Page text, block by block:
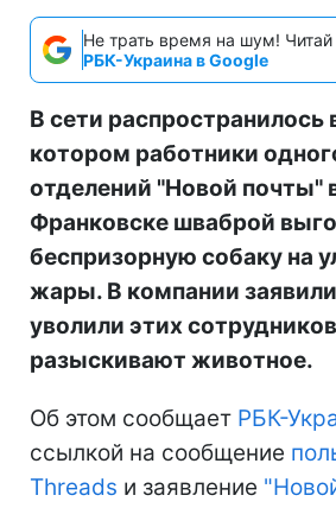
Не трать время на шум! Читай
РБК-Украина в Google
В сети распространилось
котором работники
отделений "Новой почты"
Франковске шваброй
беспризорную собаку на
жары. В компании
уволили этих
разыскивают животное.
Об этом сообщает РБК-
ссылкой на сообщение
Threads и заявление